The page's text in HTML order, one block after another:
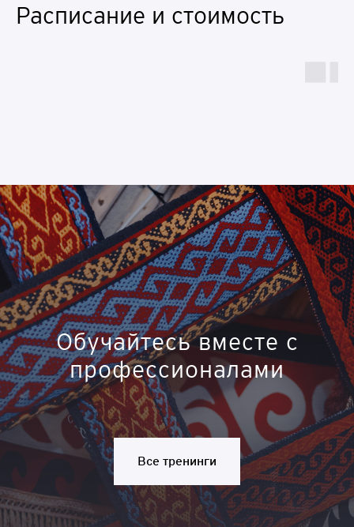
Расписание и стоимость
Обучайтесь вместе с
профессионалами
Все тренинги